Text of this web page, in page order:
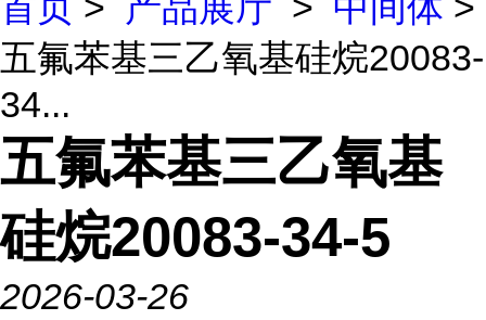
五氟苯基三乙氧基硅烷20083-
34...
五氟苯基三乙氧基
硅烷20083-34-5
2026-03-26